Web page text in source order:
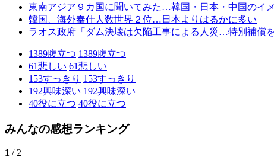
東南アジア９カ国に聞いてみた…韓国・日本・中国のイ
韓国、海外奉仕人数世界２位…日本よりはるかに多い
ラオス政府「ダム決壊は欠陥工事による人災…特別補償
1389腹立つ 1389腹立つ
61悲しい 61悲しい
153すっきり 153すっきり
192興味深い 192興味深い
40役に立つ 40役に立つ
みんなの感想ランキング
1 / 2